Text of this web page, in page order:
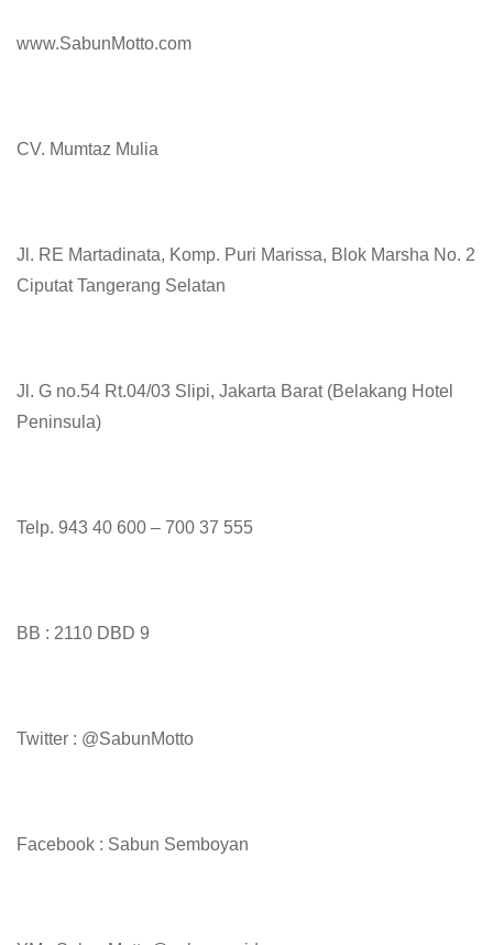
www.SabunMotto.com
CV. Mumtaz Mulia
Jl. RE Martadinata, Komp. Puri Marissa, Blok Marsha No. 2
Ciputat Tangerang Selatan
Jl. G no.54 Rt.04/03 Slipi, Jakarta Barat (Belakang Hotel
Peninsula)
Telp. 943 40 600 – 700 37 555
BB : 2110 DBD 9
Twitter : @SabunMotto
Facebook : Sabun Semboyan